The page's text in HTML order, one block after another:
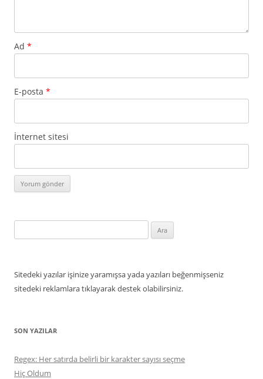
Ad *
E-posta *
İnternet sitesi
Sitedeki yazılar işinize yaramışsa yada yazıları beğenmişseniz
sitedeki reklamlara tıklayarak destek olabilirsiniz.
SON YAZILAR
Regex: Her satırda belirli bir karakter sayısı seçme
Hiç Oldum